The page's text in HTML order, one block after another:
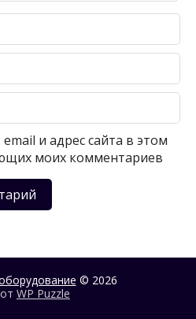
и адрес сайта в этом
моих комментариев
© 2026
WP Puzzle